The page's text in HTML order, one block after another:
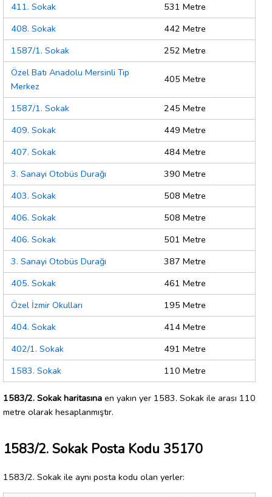
411. Sokak
531 Metre
408. Sokak
442 Metre
1587/1. Sokak
252 Metre
Özel Batı Anadolu Mersinli Tıp
Merkez
405 Metre
1587/1. Sokak
245 Metre
409. Sokak
449 Metre
407. Sokak
484 Metre
3. Sanayi Otobüs Durağı
390 Metre
403. Sokak
508 Metre
406. Sokak
508 Metre
406. Sokak
501 Metre
3. Sanayi Otobüs Durağı
387 Metre
405. Sokak
461 Metre
Özel İzmir Okulları
195 Metre
404. Sokak
414 Metre
402/1. Sokak
491 Metre
1583. Sokak
110 Metre
1583/2. Sokak haritasına en yakın yer 1583. Sokak ile arası 110
metre olarak hesaplanmıştır.
1583/2. Sokak Posta Kodu 35170
1583/2. Sokak ile aynı posta kodu olan yerler: